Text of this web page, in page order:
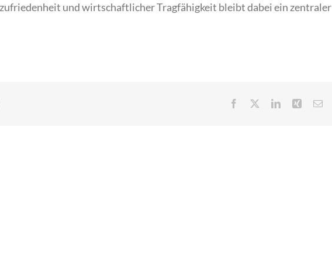
und wirtschaftlicher Tragfähigkeit bleibt dabei ein zentraler
Facebook LinkedInXing E-